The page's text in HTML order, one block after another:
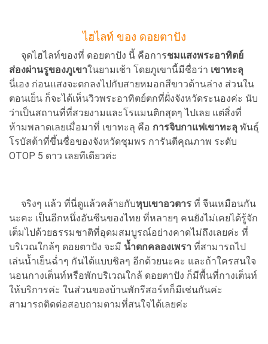
ไฮไลท์ ของ ดอยตาปัง
จุดไฮไลท์ของที่ ดอยตาปัง นี้ คือการชมแสงพระอาทิตย์
ส่องผ่านรูของภูเขาในยามเช้า โดยภูเขานี้มีชื่อว่า เขาทะลุ
นี่เอง ก่อนแสงจะตกลงไปกับสายหมอกสีขาวด้านล่าง ส่วนใน
ตอนเย็น ก็จะได้เห็นวิวพระอาทิตย์ตกที่ฝั่งจังหวัดระนองค่ะ นับ
ว่าเป็นสถานที่ที่สวยงามและโรแมนติกสุดๆ ไปเลย แต่สิ่งที่
ห้ามพลาดเลยเมื่อมาที่ เขาทะลุ คือ การจิบกาแฟเขาทะลุ พันธุ์
โรบัสต้าที่ขึ้นชื่อของจังหวัดชุมพร การันตีคุณภาพ ระดับ
OTOP 5 ดาว เลยทีเดียวค่ะ
จริงๆ แล้ว ที่นี่ดูแล้วคล้ายกับหุบเขาอวตาร ที่ จีนเหมือนกัน
นะคะ เป็นอีกหนึ่งอันซีนของไทย ที่หลายๆ คนยังไม่เคยได้รู้จัก
เต็มไปด้วยธรรมชาติที่อุดมสมบูรณ์อย่างคาดไม่ถึงเลยค่ะ ที่
บริเวณใกล้ๆ ดอยตาปัง จะมี น้ำตกคลองเพรา ที่สามารถไป
เล่นน้ำเย็นฉ่ำๆ กันได้แบบชิลๆ อีกด้วยนะคะ และถ้าใครสนใจ
นอนกางเต็นท์หรือพักบริเวณใกล้ ดอยตาปัง ก็มีพื้นที่กางเต็นท์
ให้บริการค่ะ ในส่วนของบ้านพักรีสอร์ทก็มีเช่นกันค่ะ
สามารถติดต่อสอบถามตามที่สนใจได้เลยค่ะ